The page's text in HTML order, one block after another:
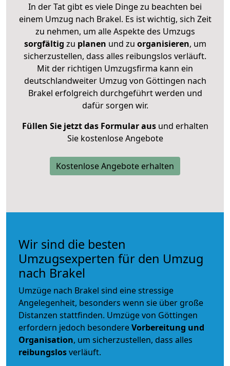
In der Tat gibt es viele Dinge zu beachten bei
einem Umzug nach Brakel. Es ist wichtig, sich Zeit
zu nehmen, um alle Aspekte des Umzugs
sorgfältig zu planen und zu organisieren, um
sicherzustellen, dass alles reibungslos verläuft.
Mit der richtigen Umzugsfirma kann ein
deutschlandweiter Umzug von Göttingen nach
Brakel erfolgreich durchgeführt werden und
dafür sorgen wir.
Füllen Sie jetzt das Formular ausund erhalten
Sie kostenlose Angebote
Kostenlose Angebote erhalten
Wir sind die besten
Umzugsexperten für den Umzug
nach Brakel
Umzüge nach Brakel sind eine stressige
Angelegenheit, besonders wenn sie über große
Distanzen stattfinden. Umzüge von Göttingen
erfordern jedoch besondereVorbereitung und
Organisation, um sicherzustellen, dass alles
reibungslosverläuft.